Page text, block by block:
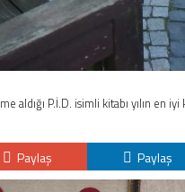
aldığı P.İ.D. isimli kitabı yılın en
Paylaş Paylaş